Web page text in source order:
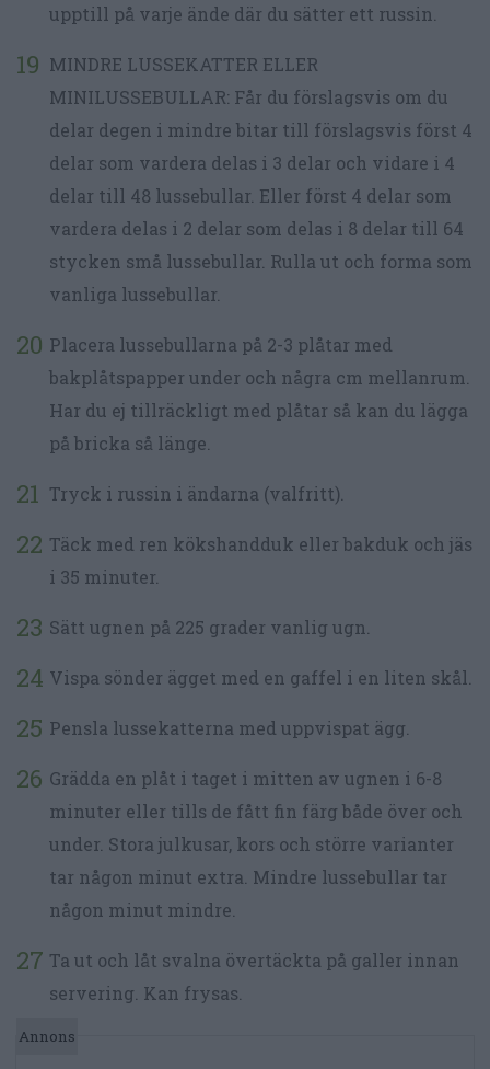
upptill på varje ände där du sätter ett russin.
MINDRE LUSSEKATTER ELLER
MINILUSSEBULLAR: Får du förslagsvis om du
delar degen i mindre bitar till förslagsvis först 4
delar som vardera delas i 3 delar och vidare i 4
delar till 48 lussebullar. Eller först 4 delar som
vardera delas i 2 delar som delas i 8 delar till 64
stycken små lussebullar. Rulla ut och forma som
vanliga lussebullar.
Placera lussebullarna på 2-3 plåtar med
bakplåtspapper under och några cm mellanrum.
Har du ej tillräckligt med plåtar så kan du lägga
på bricka så länge.
Tryck i russin i ändarna (valfritt).
Täck med ren kökshandduk eller bakduk och jäs
i 35 minuter.
Sätt ugnen på 225 grader vanlig ugn.
Vispa sönder ägget med en gaffel i en liten skål.
Pensla lussekatterna med uppvispat ägg.
Grädda en plåt i taget i mitten av ugnen i 6-8
minuter eller tills de fått fin färg både över och
under. Stora julkusar, kors och större varianter
tar någon minut extra. Mindre lussebullar tar
någon minut mindre.
Ta ut och låt svalna övertäckta på galler innan
servering. Kan frysas.